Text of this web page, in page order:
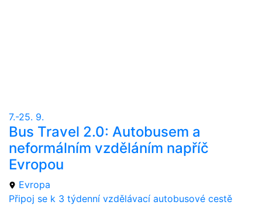
7.-25. 9.
Bus Travel 2.0: Autobusem a
neformálním vzděláním napříč
Evropou
Evropa
Připoj se k 3 týdenní vzdělávací autobusové cestě